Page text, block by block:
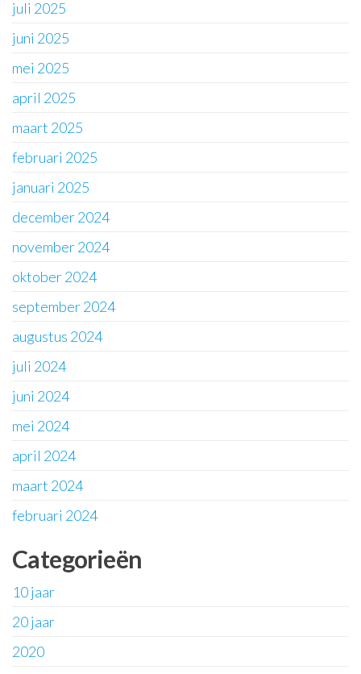
juli 2025
juni 2025
mei 2025
april 2025
maart 2025
februari 2025
januari 2025
december 2024
november 2024
oktober 2024
september 2024
augustus 2024
juli 2024
juni 2024
mei 2024
april 2024
maart 2024
februari 2024
Categorieën
10 jaar
20 jaar
2020